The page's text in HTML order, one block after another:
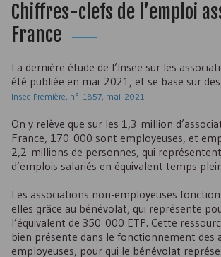
Chiffres-clefs de l’emploi
France
La dernière étude de l’Insee sur les
été publiée en mai 2021, et se base sur
Insee Première, n° 1857, mai 2021
On y relève que sur les 1,3 million
France, 170 000 sont employeuses, et
2,2 millions de personnes, qui
d’emplois salariés en équivalent temps
Les associations non-employeuses
elles grâce au bénévolat, qui représente
l’équivalent de 350 000 ETP. Cette
bien présente dans le fonctionnement des
employeuses, pour qui le bénévolat